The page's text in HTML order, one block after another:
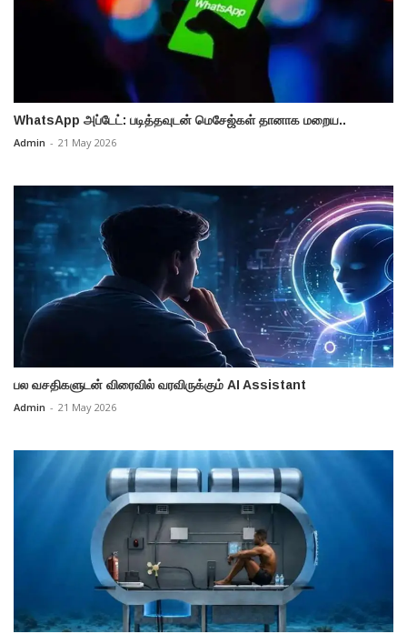
WhatsApp அப்டேட்: படித்தவுடன் மெசேஜ்கள் தானாக மறைய..
Admin - 21 May 2026
பல வசதிகளுடன் விரைவில் வரவிருக்கும் AI Assistant
Admin - 21 May 2026